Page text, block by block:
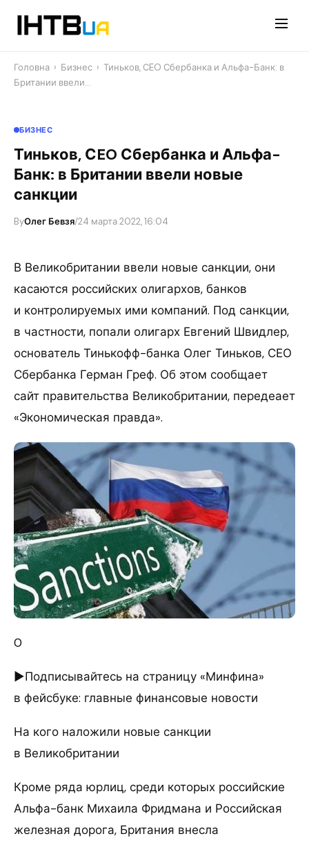
Головна › Бизнес › Тиньков, СEO Сбербанка и Альфа-Банк: в
Британии ввели…
БИЗНЕС
Тиньков, СEO Сбербанка и Альфа-
Банк: в Британии ввели новые
санкции
ByОлег Бевзя/24 марта 2022, 16:04
В Великобритании ввели новые санкции, они
касаются российских олигархов, банков
и контролируемых ими компаний. Под санкции,
в частности, попали олигарх Евгений Швидлер,
основатель Тинькофф-банка Олег Тиньков, СЕО
Сбербанка Герман Греф. Об этом сообщает
сайт правительства Великобритании, передеает
«Экономическая правда».
0
►Подписывайтесь на страницу «Минфина»
в фейсбуке: главные финансовые новости
На кого наложили новые санкции
в Великобритании
Кроме ряда юрлиц, среди которых российские
Альфа-банк Михаила Фридмана и Российская
железная дорога, Британия внесла